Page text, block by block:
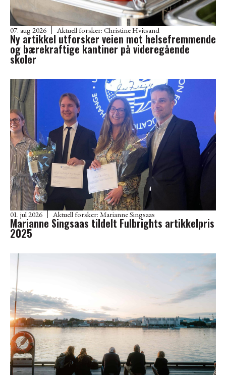
07. aug 2026 Aktuell forsker: Christine Hvitsand
Ny artikkel utforsker veien mot helsefremmende
og bærekraftige kantiner på videregående
skoler
01. jul 2026 Aktuell forsker: Marianne Singsaas
Marianne Singsaas tildelt Fulbrights artikkelpris
2025